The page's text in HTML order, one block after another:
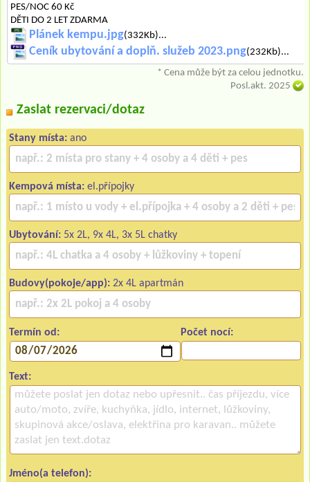
PES/NOC 60 Kč
DĚTI DO 2 LET ZDARMA
Plánek kempu.jpg(332Kb)...
Ceník ubytování a doplň. služeb 2023.png(232Kb)...
* Cena může být za celou jednotku.
Posl.akt. 2025
Zaslat rezervaci/dotaz
Stany místa: ano
Kempová místa: el.přípojky
Ubytování: 5x 2L, 9x 4L, 3x 5L chatky
Budovy(pokoje/app): 2x 4L apartmán
Termín od: Počet nocí:
Text:
Jméno(a telefon):